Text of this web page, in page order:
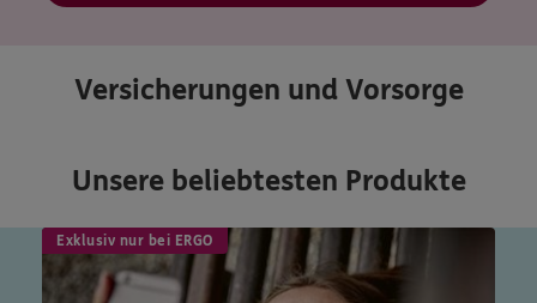
Versicherungen und Vorsorge
Unsere beliebtesten Produkte
Exklusiv nur bei ERGO